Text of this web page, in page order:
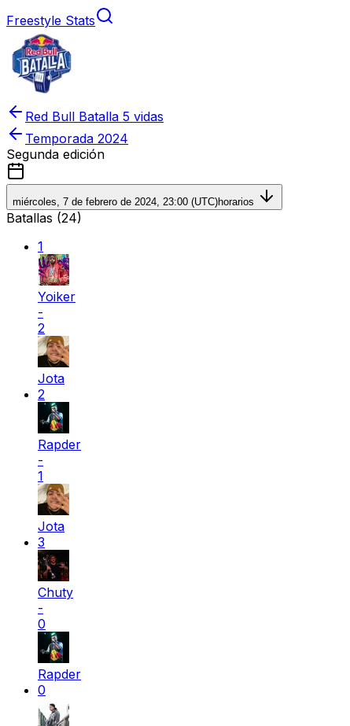
Freestyle Stats
Red Bull Batalla 5 vidas
Temporada 2024
Segunda edición
miércoles, 7 de febrero de 2024, 23:00 (UTC)horarios
Batallas (24)
1
Yoiker
-
2
Jota
2
Rapder
-
1
Jota
3
Chuty
-
0
Rapder
0